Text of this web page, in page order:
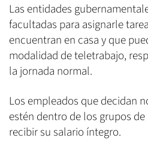
Las entidades
facultadas para asignarle
encuentran en casa y que
modalidad de teletrabajo,
la jornada normal.
Los empleados que decidan
estén dentro de los grupos
recibir su salario íntegro.